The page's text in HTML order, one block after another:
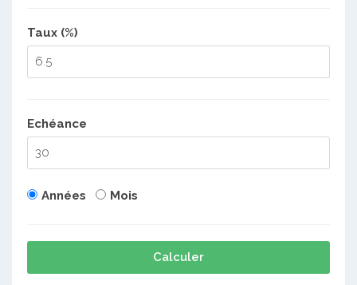
Taux (%)
Echéance
Années Mois
Calculer